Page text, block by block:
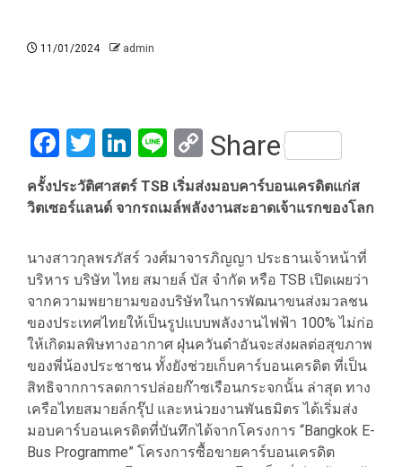
11/01/2024 admin
Facebook
Twitter
LinkedIn
LineCopy
Link
Share
ครั้งประวัติศาสตร์ TSB เริ่มส่งมอบคาร์บอนเครดิตแก่ส
วิตเซอร์แลนด์ จากรถเมล์พลังงานสะอาดเจ้าแรกของโลก
นางสาวกุลพรภัสร์ วงศ์มาจารภิญญา ประธานเจ้าหน้าที่
บริหาร บริษัท ไทย สมายล์ บัส จำกัด หรือ TSB เปิดเผยว่า
จากความพยายามของบริษัทในการพัฒนาขนส่งมวลชน
ของประเทศไทยให้เป็นรูปแบบพลังงานไฟฟ้า 100% ไม่ก่อ
ให้เกิดมลพิษทางอากาศ ฝุ่นควันดำอันจะส่งผลต่อสุขภาพ
ของพี่น้องประชาชน ทั้งยังช่วยเก็บคาร์บอนเครดิต ที่เป็น
สิทธิจากการลดการปล่อยก๊าซเรือนกระจกนั้น ล่าสุด ทาง
เครือไทยสมายล์กรุ๊ป และหน่วยงานพันธมิตร ได้เริ่มส่ง
มอบคาร์บอนเครดิตที่บันทึกได้จากโครงการ “Bangkok E-
Bus Programme” โครงการซื้อขายคาร์บอนเครดิต